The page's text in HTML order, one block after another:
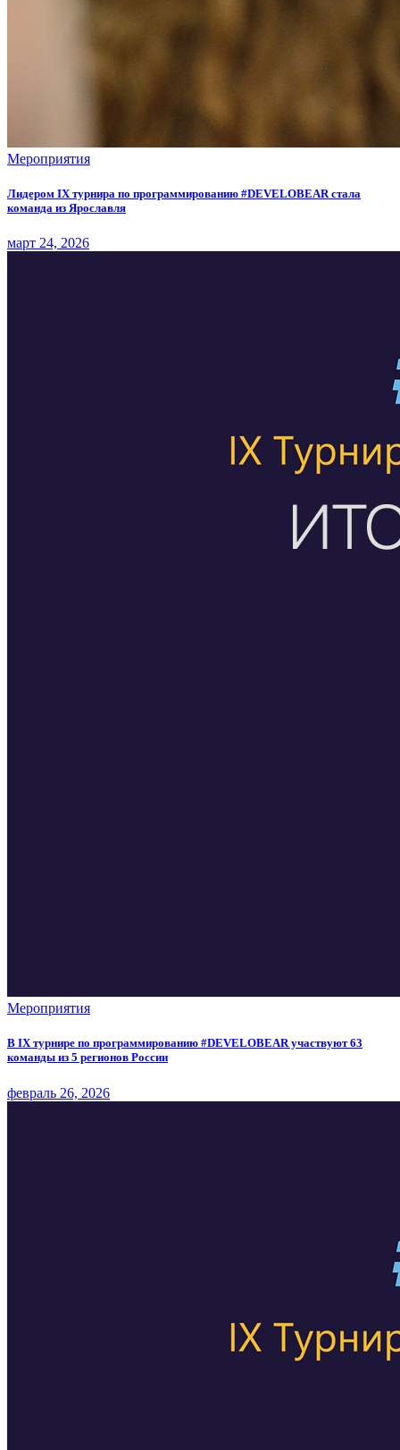
Мероприятия
Лидером IX турнира по программированию #DEVELOBEAR стала
команда из Ярославля
март 24, 2026
Мероприятия
В IX турнире по программированию #DEVELOBEAR участвуют 63
команды из 5 регионов России
февраль 26, 2026